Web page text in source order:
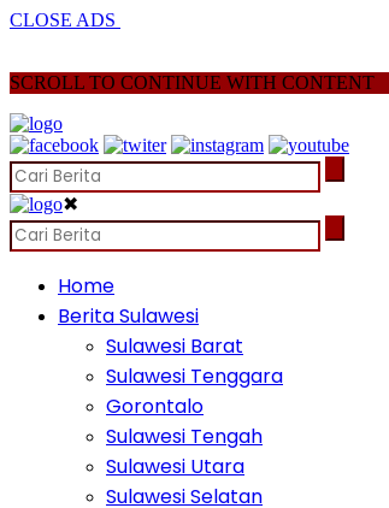
CLOSE ADS
SCROLL TO CONTINUE WITH CONTENT
✖
Home
Berita Sulawesi
Sulawesi Barat
Sulawesi Tenggara
Gorontalo
Sulawesi Tengah
Sulawesi Utara
Sulawesi Selatan